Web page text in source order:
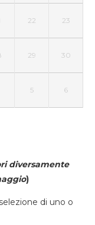
22 23
29 30
5 6
diversamente
)
di uno o